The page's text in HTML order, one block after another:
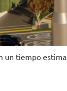
tiempo